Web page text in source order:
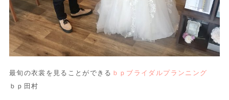
最旬の衣裳を見ることができる ｂｐブライダルプランニング
ｂｐ田村